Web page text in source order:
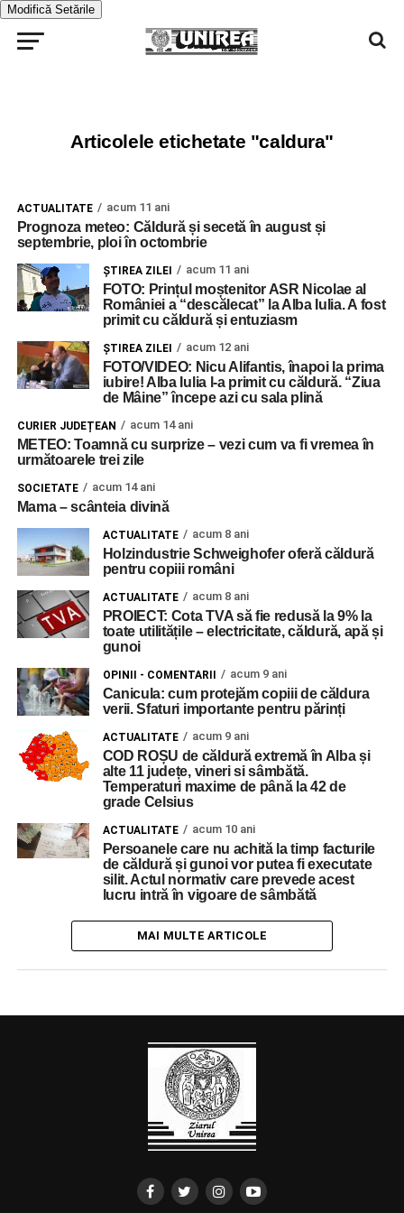
Modifică Setările
Articolele etichetate "caldura"
ACTUALITATE acum 11 ani
Prognoza meteo: Căldură și secetă în august și
septembrie, ploi în octombrie
ŞTIREA ZILEI acum 11 ani
FOTO: Prințul moștenitor ASR Nicolae al
României a “descălecat” la Alba Iulia. A fost
primit cu căldură și entuziasm
ŞTIREA ZILEI acum 12 ani
FOTO/VIDEO: Nicu Alifantis, înapoi la prima
iubire! Alba Iulia l-a primit cu căldură. “Ziua
de Mâine” începe azi cu sala plină
CURIER JUDEȚEAN acum 14 ani
METEO: Toamnă cu surprize – vezi cum va fi vremea în
următoarele trei zile
SOCIETATE acum 14 ani
Mama – scânteia divină
ACTUALITATE acum 8 ani
Holzindustrie Schweighofer oferă căldură
pentru copiii români
ACTUALITATE acum 8 ani
PROIECT: Cota TVA să fie redusă la 9% la
toate utilitățile – electricitate, căldură, apă și
gunoi
OPINII - COMENTARII acum 9 ani
Canicula: cum protejăm copiii de căldura
verii. Sfaturi importante pentru părinți
ACTUALITATE acum 9 ani
COD ROȘU de căldură extremă în Alba și
alte 11 județe, vineri si sâmbătă.
Temperaturi maxime de până la 42 de
grade Celsius
ACTUALITATE acum 10 ani
Persoanele care nu achită la timp facturile
de căldură și gunoi vor putea fi executate
silit. Actul normativ care prevede acest
lucru intră în vigoare de sâmbătă
MAI MULTE ARTICOLE